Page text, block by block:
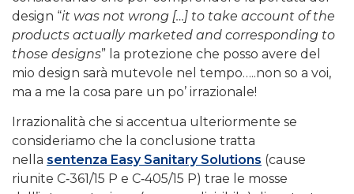
design “it was not wrong […] to take account of the
products actually marketed and corresponding to
those designs” la protezione che posso avere del
mio design sarà mutevole nel tempo…..non so a voi,
ma a me la cosa pare un po’ irrazionale!
Irrazionalità che si accentua ulteriormente se
consideriamo che la conclusione tratta
nella sentenza Easy Sanitary Solutions (cause
riunite C‑361/15 P e C‑405/15 P) trae le mosse